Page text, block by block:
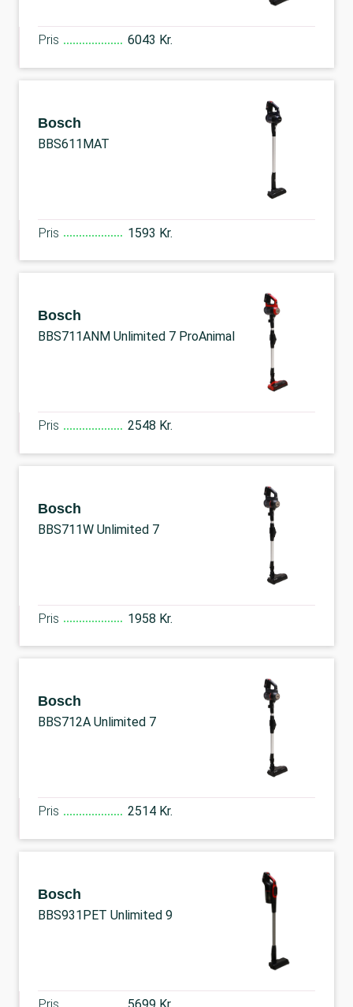
Pris 6043 Kr.
Bosch
BBS611MAT
Pris 1593 Kr.
Bosch
BBS711ANM Unlimited 7 ProAnimal
Pris 2548 Kr.
Bosch
BBS711W Unlimited 7
Pris 1958 Kr.
Bosch
BBS712A Unlimited 7
Pris 2514 Kr.
Bosch
BBS931PET Unlimited 9